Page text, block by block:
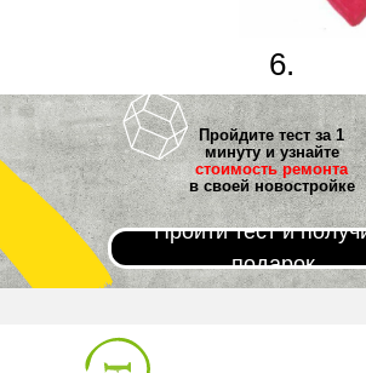
6.
Пройдите тест за 1
минуту и узнайте
стоимость ремонта
в своей новостройке
Пройти тест и
подарок